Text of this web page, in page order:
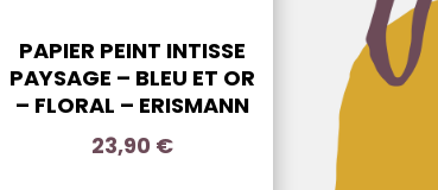
PAPIER PEINT INTISSE
PAYSAGE – BLEU ET OR
– FLORAL – ERISMANN
23,90 €